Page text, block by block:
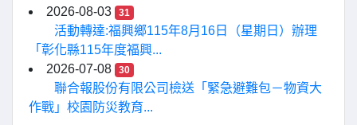
2026-08-03
31
活動轉達:福興鄉115年8月16日（星期日）辦理
「彰化縣115年度福興...
2026-07-08
30
聯合報股份有限公司檢送「緊急避難包－物資大
作戰」校園防災教育...